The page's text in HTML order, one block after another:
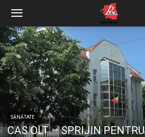
SĂNĂTATE
CAS OLT – SPRIJIN PENTRU